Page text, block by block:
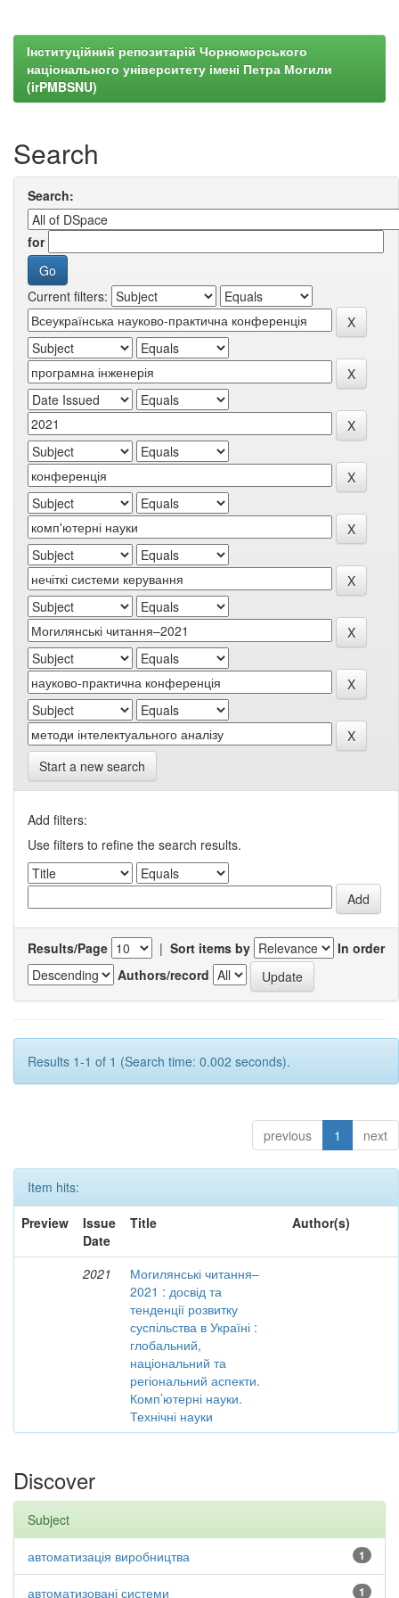
Інституційний репозитарій Чорноморського
національного університету імені Петра Могили
(irPMBSNU)
Search
Search:
for
Current filters:
Start a new search
Add filters:
Use filters to refine the search results.
Results/Page | Sort items by
In order
Authors/record
Results 1-1 of 1 (Search time: 0.002 seconds).
previous 1 next
Item hits:
Preview
Issue
Date
Title Author(s)
2021
Могилянські читання–
2021 : досвід та
тенденції розвитку
суспільства в Україні :
глобальний,
національний та
регіональний аспекти.
Комп’ютерні науки.
Технічні науки
Discover
Subject
1
автоматизація виробництва
1
автоматизовані системи